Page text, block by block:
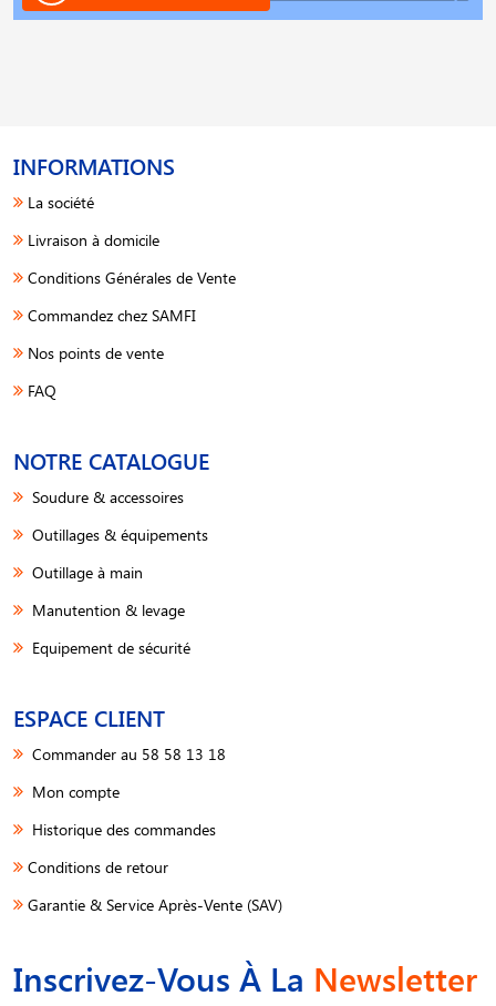
INFORMATIONS
La société
Livraison à domicile
Conditions Générales de Vente
Commandez chez SAMFI
Nos points de vente
FAQ
NOTRE CATALOGUE
Soudure & accessoires
Outillages & équipements
Outillage à main
Manutention & levage
Equipement de sécurité
ESPACE CLIENT
Commander au 58 58 13 18
Mon compte
Historique des commandes
Conditions de retour
Garantie & Service Après-Vente (SAV)
Inscrivez-Vous À La Newsletter